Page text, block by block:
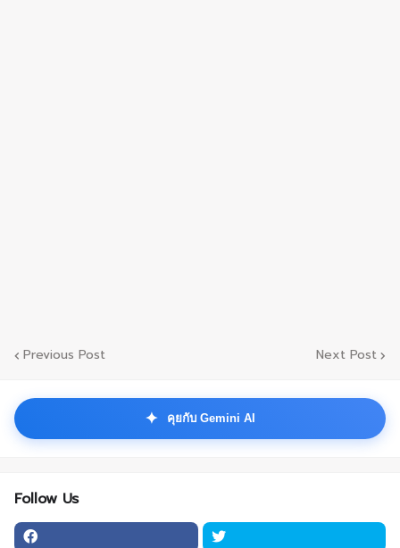
Previous Post Next Post
✦ คุยกับ Gemini AI
Follow Us